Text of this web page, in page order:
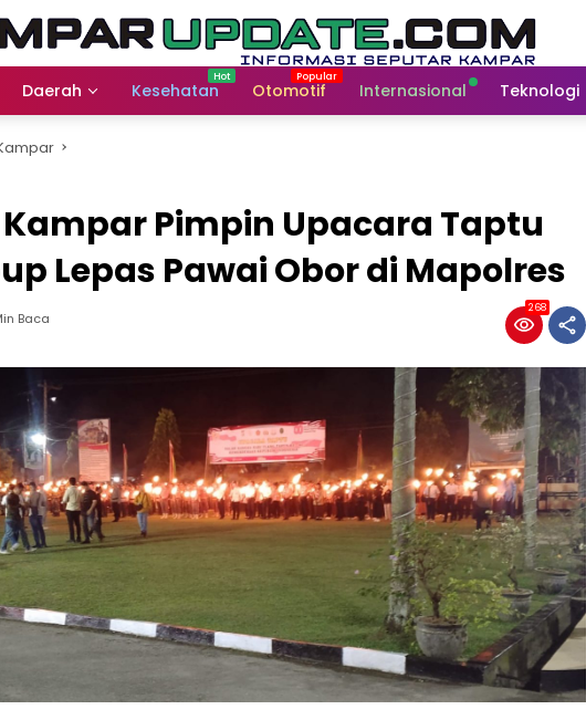
Daerah Kesehatan Otomotif Internasional Teknologi
Pimpin Upacara Taptu
Lepas Pawai Obor di Mapolres
Baca
268